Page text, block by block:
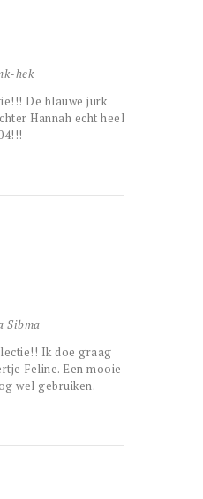
hek
De blauwe jurk
Hannah echt heel
Sibma
Ik doe graag
Feline. Een mooie
wel gebruiken.